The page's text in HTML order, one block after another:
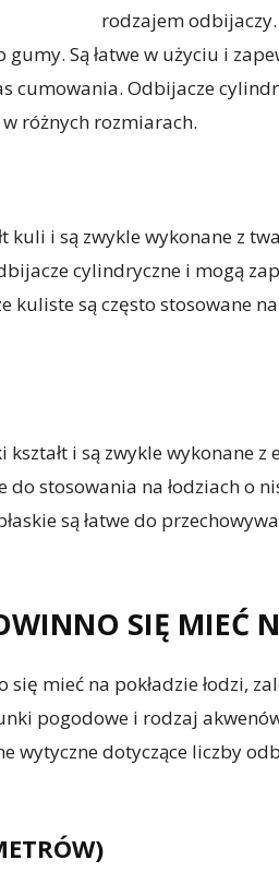
rodzajem odbijaczy.
Są łatwe w użyciu i
cumowania. Odbijacze
różnych rozmiarach.
kuli i są zwykle wykonane z
cylindryczne i mogą
są często stosowane
kształt i są zwykle wykonane z
do stosowania na łodziach o
są łatwe do
SIĘ MIEĆ
mieć na pokładzie łodzi,
pogodowe i rodzaj
wytyczne dotyczące liczby